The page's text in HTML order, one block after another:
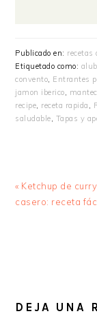
Publicado en: recetas
Etiquetado como:
convento, Entrantes
jamon iberico,
recipe, receta rapida ,
saludable, Tapas y
Entrada
anterior:
« Ketchup de curry
casero: receta
CON
DEJA UNA